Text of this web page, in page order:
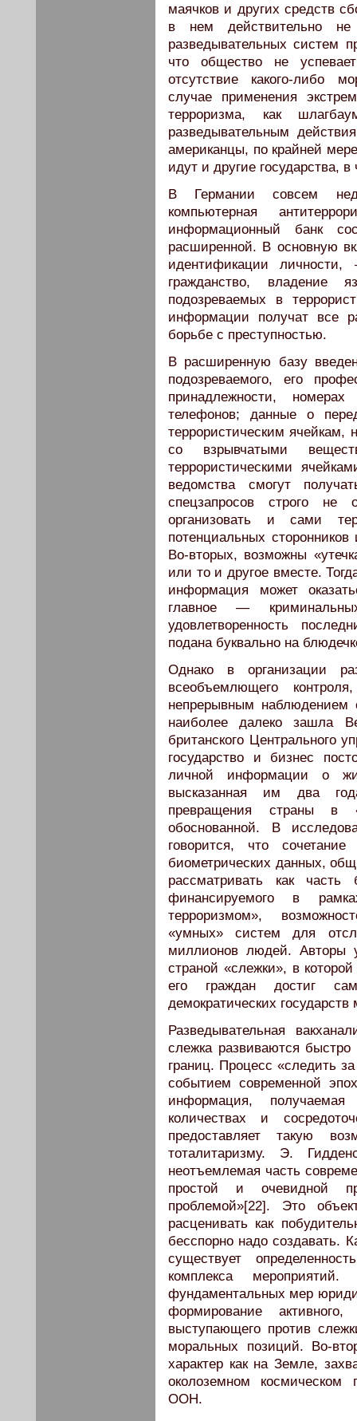
маячков и других средств
в нем действительно не
разведывательных систем
что общество не
отсутствие какого-либо
случае применения
терроризма, как
разведывательным
американцы, по крайней
идут и другие государства,
В Германии совсем
компьютерная
информационный банк
расширенной. В основную
идентификации
гражданство,
подозреваемых в
информации получат все
борьбе с преступностью.
В расширенную базу
подозреваемого, его
принадлежности,
телефонов; данные о
террористическим
со взрывчатыми
террористическими
ведомства смогут
спецзапросов строго не
организовать и сами
потенциальных
Во-вторых, возможны
или то и другое вместе.
информация может
главное —
удовлетворенность
подана буквально на
Однако в организации
всеобъемлющего
непрерывным
наиболее далеко зашла
британского Центрального
государство и бизнес
личной информации о
высказанная им два
превращения страны в
обоснованной. В
говорится, что
биометрических данных,
рассматривать как часть
финансируемого в
терроризмом»,
«умных» систем для
миллионов людей. Авторы
страной «слежки», в
его граждан достиг
демократических
Разведывательная
слежка развиваются
границ. Процесс «следить
событием современной
информация,
количествах и
предоставляет такую
тоталитаризму. Э.
неотъемлемая часть
простой и очевидной
проблемой»[22]. Это
расценивать как
бесспорно надо создавать.
существует
комплекса мероприятий.
фундаментальных мер
формирование активного,
выступающего против
моральных позиций. Во-
характер как на Земле,
околоземном космическом
ООН.